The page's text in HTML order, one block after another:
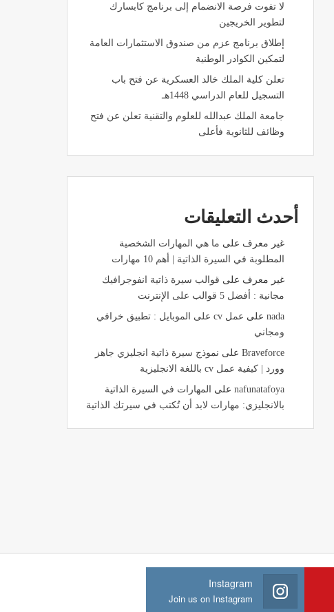
لا تفوت فرصة الانضمام إلى برنامج كابسارك
لتطوير الخريجين
إطلاق برنامج عزم من صندوق الاستثمارات العامة
لتمكين الكوادر الوطنية
تعلن كلية الملك خالد العسكرية عن فتح باب
التسجيل للعام الدراسي 1448هـ
جامعة الملك عبدالله للعلوم والتقنية تعلن عن فتح
وظائف للثانوية فأعلى
أحدث التعليقات
غير معرف على ما هي المهارات الشخصية
المطلوبة في السيرة الذاتية | أهم 10 مهارات
غير معرف على قوالب سيرة ذاتية انفوجرافيك
مجانية : أفضل 5 قوالب على الإنترنت
nadaعلى
عمل cv على الموبايل : تطبيق خرافي
ومجاني
Braveforceعلى نموذج سيرة ذاتية انجليزي جاهز
وورد | كيفية عمل cv باللغة الانجليزية
nafunatafoyaعلى
المهارات في السيرة الذاتية
بالانجليزي: مهارات لابد أن تُكتب في سيرتك الذاتية
Instagram
Join us on Instagram